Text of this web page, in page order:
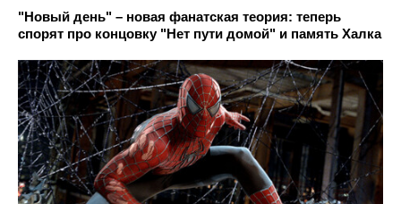
"Новый день" – новая фанатская теория: теперь
спорят про концовку "Нет пути домой" и память Халка